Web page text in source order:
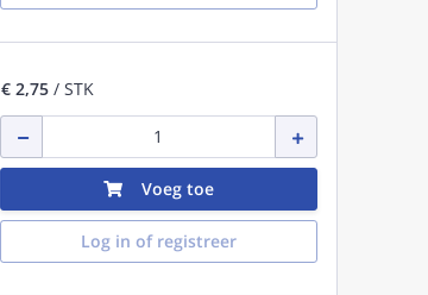
€ 2,75/ STK
Voeg toe
Log in of registreer